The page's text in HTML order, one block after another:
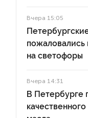
Вчера 15:05
пожаловались
на светофоры
Вчера 14:31
В Петербурге